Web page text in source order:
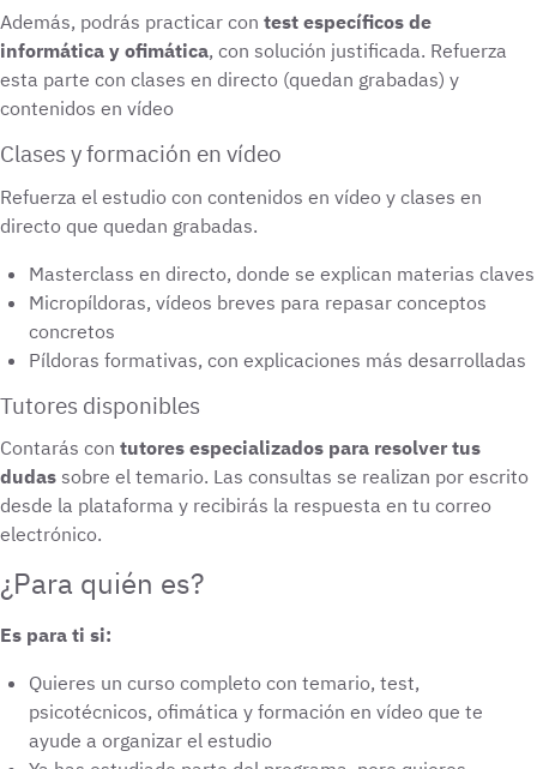
Además, podrás practicar con test específicos de
informática y ofimática, con solución justificada. Refuerza
esta parte con clases en directo (quedan grabadas) y
contenidos en vídeo
Clases y formación en vídeo
Refuerza el estudio con contenidos en vídeo y clases en
directo que quedan grabadas.
Masterclass en directo, donde se explican materias claves
Micropíldoras, vídeos breves para repasar conceptos
concretos
Píldoras formativas, con explicaciones más desarrolladas
Tutores disponibles
Contarás con tutores especializados para resolver tus
dudas sobre el temario. Las consultas se realizan por escrito
desde la plataforma y recibirás la respuesta en tu correo
electrónico.
¿Para quién es?
Es para ti si:
Quieres un curso completo con temario, test,
psicotécnicos, ofimática y formación en vídeo que te
ayude a organizar el estudio